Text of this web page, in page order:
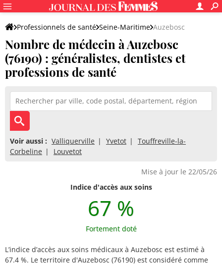
Professionnels de santé Seine-Maritime Auzebosc
Nombre de médecin à Auzebosc
(76190) : généralistes, dentistes et
professions de santé
Voir aussi : Valliquerville Yvetot
Touffreville-la-
Corbeline
Louvetot
Mise à jour le 22/05/26
Indice d'accès aux soins
67 %
Fortement doté
L’indice d’accès aux soins médicaux à Auzebosc est estimé à
67.4 %. Le territoire d'Auzebosc (76190) est considéré comme